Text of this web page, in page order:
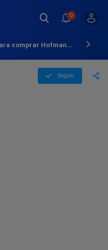
0
Descuentos, códigos y cupones para comprar Hofmann - Agosto - 2026
Seguir